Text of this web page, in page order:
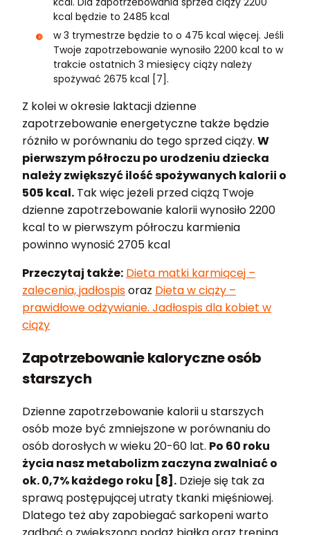
kcal będzie to 2485 kcal
w 3 trymestrze będzie to o 475 kcal więcej. Jeśli
Twoje zapotrzebowanie wynosiło 2200 kcal to w
trakcie ostatnich 3 miesięcy ciąży należy
spożywać 2675 kcal [7].
Z kolei w okresie laktacji dzienne
zapotrzebowanie energetyczne także będzie
różniło w porównaniu do tego sprzed ciąży. W
pierwszym półroczu po urodzeniu dziecka
należy zwiększyć ilość spożywanych kalorii o
505 kcal. Tak więc jeżeli przed ciążą Twoje
dzienne zapotrzebowanie kalorii wynosiło 2200
kcal to w pierwszym półroczu karmienia
powinno wynosić 2705 kcal
Przeczytaj także: Dieta matki karmiącej –
zalecenia, jadłospisoraz Dieta w ciąży –
prawidłowe odżywianie. Jadłospis dla kobiet w
ciąży
Zapotrzebowanie kaloryczne osób
starszych
Dzienne zapotrzebowanie kalorii u starszych
osób może być zmniejszone w porównaniu do
osób dorosłych w wieku 20-60 lat. Po 60 roku
życia nasz metabolizm zaczyna zwalniać o
ok. 0,7% każdego roku [8]. Dzieje się tak za
sprawą postępującej utraty tkanki mięśniowej.
Dlatego też aby zapobiegać sarkopeni warto